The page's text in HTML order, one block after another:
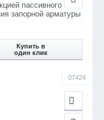
пассивного
запорной арматуры
Купить в
один клик
07424